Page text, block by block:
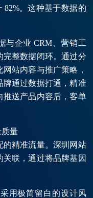
82%。这种基于数据的
与企业 CRM、营销工
完整数据闭环。通过分
站内容与推广策略，
牌通过数据打通，精准
推送产品内容后，客单
量
的精准流量。深圳网站
联，通过将品牌基因
用极简留白的设计风